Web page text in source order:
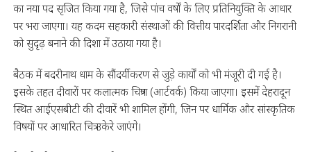
का नया पद सृजित किया गया है, जिसे पांच वर्षों के लिए प्रतिनियुक्ति के आधार
पर भरा जाएगा। यह कदम सहकारी संस्थाओं की वित्तीय पारदर्शिता और निगरानी
को सुदृढ़ बनाने की दिशा में उठाया गया है।
बैठक में बदरीनाथ धाम के सौंदर्यीकरण से जुड़े कार्यों को भी मंजूरी दी गई है।
इसके तहत दीवारों पर कलात्मक चित्रण (आर्टवर्क) किया जाएगा। इसमें देहरादून
स्थित आईएसबीटी की दीवारें भी शामिल होंगी, जिन पर धार्मिक और सांस्कृतिक
विषयों पर आधारित चित्र उकेरे जाएंगे।